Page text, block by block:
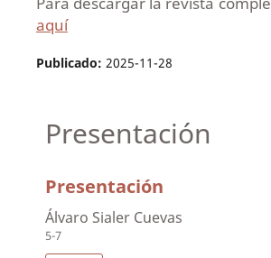
aquí
Publicado: 2025-11-28
Presentación
Presentación
Álvaro Sialer Cuevas
5-7